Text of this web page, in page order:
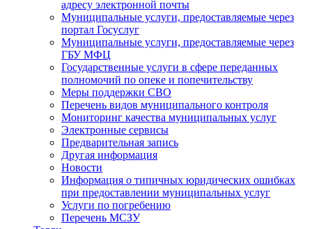
адресу электронной почты
Муниципальные услуги, предоставляемые через
портал Госуслуг
Муниципальные услуги, предоставляемые через
ГБУ МФЦ
Государственные услуги в сфере переданных
полномочий по опеке и попечительству
Меры поддержки СВО
Перечень видов муниципального контроля
Мониторинг качества муниципальных услуг
Электронные сервисы
Предварительная запись
Другая информация
Новости
Информация о типичных юридических ошибках
при предоставлении муниципальных услуг
Услуги по погребению
Перечень МСЗУ